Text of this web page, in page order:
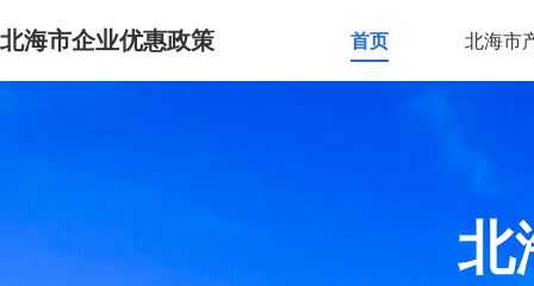
北海市企业优惠政策 首页 北海市
北